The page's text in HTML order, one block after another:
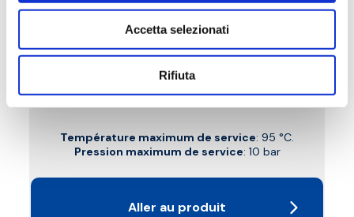
Accetta selezionati
Rifiuta
B6P
Coude de réglage droit, raccord cuivre,
plastique et multicouches
Température maximum de service: 95 °C.
Pression maximum de service: 10 bar
Aller au produit